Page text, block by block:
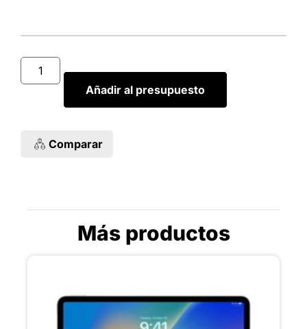
Añadir al presupuesto
Comparar
Más productos